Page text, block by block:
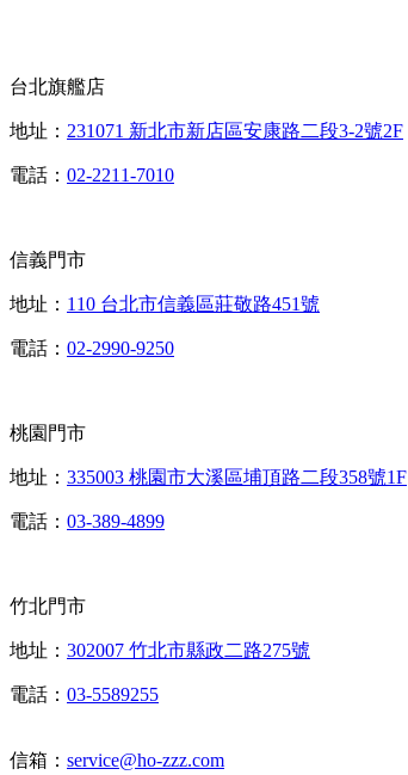
台北旗艦店
地址： 231071 新北市新店區安康路二段3-2號2F
電話： 02-2211-7010
信義門市
地址： 110 台北市信義區莊敬路451號
電話： 02-2990-9250
桃園門市
地址： 335003 桃園市大溪區埔頂路二段358號1F
電話： 03-389-4899
竹北門市
地址： 302007 竹北市縣政二路275號
電話： 03-5589255
信箱： service@ho-zzz.com